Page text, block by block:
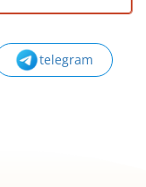
telegram